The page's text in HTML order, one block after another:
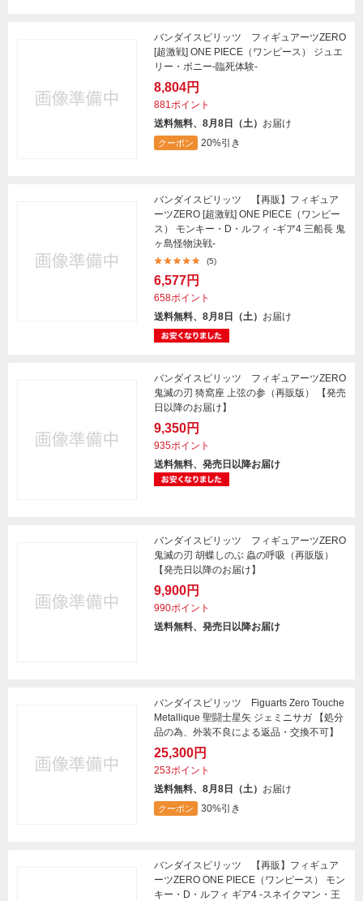
バンダイスピリッツ フィギュアーツZERO
[超激戦] ONE PIECE（ワンピース） ジュエ
リー・ボニー-臨死体験-
8,804円
881ポイント
送料無料、8月8日（土） お届け
クーポン 20%引き
バンダイスピリッツ 【再販】フィギュア
ーツZERO [超激戦] ONE PIECE（ワンピー
ス） モンキー・D・ルフィ -ギア4 三船長 鬼
ヶ島怪物決戦-
(5)
6,577円
658ポイント
送料無料、8月8日（土） お届け
バンダイスピリッツ フィギュアーツZERO
鬼滅の刃 猗窩座 上弦の参（再販版） 【発売
日以降のお届け】
9,350円
935ポイント
送料無料、発売日以降お届け
バンダイスピリッツ フィギュアーツZERO
鬼滅の刃 胡蝶しのぶ 蟲の呼吸（再販版）
【発売日以降のお届け】
9,900円
990ポイント
送料無料、発売日以降お届け
バンダイスピリッツ Figuarts Zero Touche
Metallique 聖闘士星矢 ジェミニサガ 【処分
品の為、外装不良による返品・交換不可】
25,300円
253ポイント
送料無料、8月8日（土） お届け
クーポン 30%引き
バンダイスピリッツ 【再販】フィギュア
ーツZERO ONE PIECE（ワンピース） モン
キー・D・ルフィ ギア4 -スネイクマン・王